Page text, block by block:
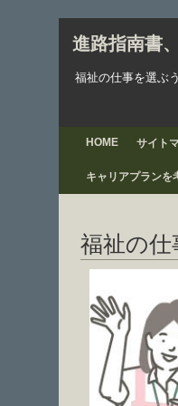
進路指南書
福祉の仕事を選ぶ
HOME サイト
キャリアプランを
福祉の仕